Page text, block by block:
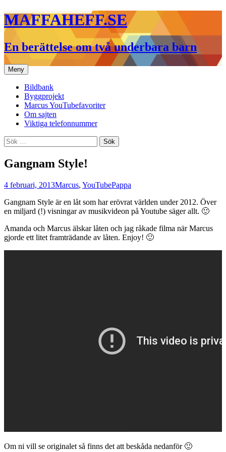
Hoppa
till
innehåll
MAFFAHEFF.SE
En berättelse om två underbara barn
Meny
Bildbank
Byggprojekt
Marcus YouTubefavoriter
Om sajten
Viktiga telefonnummer
Sök
efter:
Gangnam Style!
4 februari, 2013Marcus, YouTubePappa
Gangnam Style är en låt som har erövrat världen under 2012. Över
en miljard (!) visningar av musikvideon på Youtube säger allt. 🙂
Amanda och Marcus älskar låten och jag råkade filma när Marcus
gjorde ett litet framträdande av låten. Enjoy! 🙂
Om ni vill se originalet så finns det att beskåda nedanför 🙂